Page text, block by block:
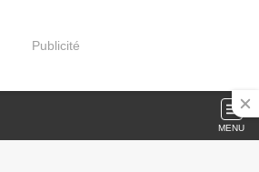
Publicité
MENU